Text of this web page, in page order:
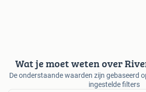
Wat je moet weten over
De onderstaande waarden zijn gebaseerd
ingestelde filters